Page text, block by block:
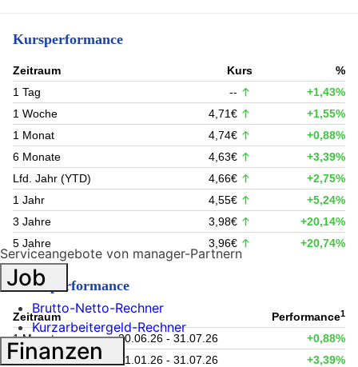
Kursperformance
Zeitraum Kurs
%
1 Tag
--
+1,43%
1 Woche
4,71€
+1,55%
1 Monat
4,74€
+0,88%
6 Monate
4,63€
+3,39%
Lfd. Jahr (YTD)
4,66€
+2,75%
1 Jahr
4,55€
+5,24%
3 Jahre
3,98€
+20,14%
5 Jahre
3,96€ +20,74%
Fondsperformance
Zeitraum Performance1
1 Monat 30.06.26 - 31.07.26
+0,88%
6 Monate
31.01.26 - 31.07.26
+3,39%
Serviceangebote von manager-Partnern
Job
Brutto-Netto-Rechner
Kurzarbeitergeld-Rechner
Finanzen